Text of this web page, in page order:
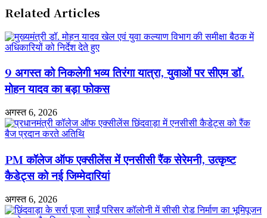
खलिहानों
और
खरीदी
केंद्रों
पर
उपज
खतरे
में
मौत
का
कारण:
शिक्षक
पत्नी
नागपुर
में
मौत,
गंभीर,
शादी
में
वक्त
हुआ
हादसा
Related Articles
9 अगस्त को निकलेगी भव्य तिरंगा यात्रा, युवाओं पर सीएम डॉ.
मोहन यादव का बड़ा फोकस
अगस्त 6, 2026
PM कॉलेज ऑफ एक्सीलेंस में एनसीसी रैंक सेरेमनी, उत्कृष्ट
कैडेट्स को नई जिम्मेदारियां
अगस्त 6, 2026